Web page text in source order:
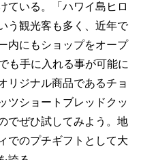
ている。「ハワイ島ヒロ
う観光客も多く、近年で
内にもショップをオープ
も手に入れる事が可能に
リジナル商品であるチョ
ツショートブレッドクッ
でぜひ試してみよう。地
でのプチギフトとして大